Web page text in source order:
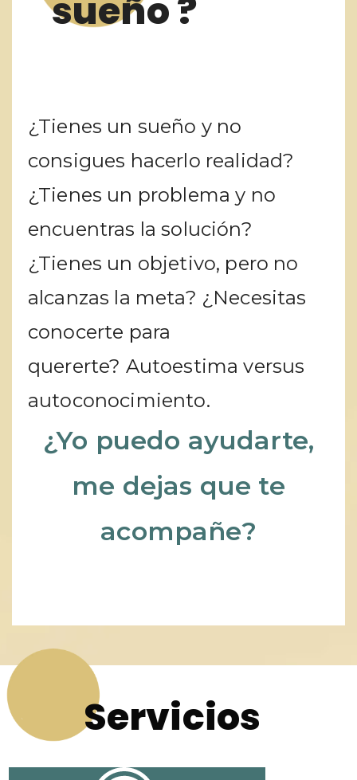
sueño ?
¿Tienes un sueño y no
consigues hacerlo realidad?
¿Tienes un problema y no
encuentras la solución?
¿Tienes un objetivo, pero no
alcanzas la meta? ¿Necesitas
conocerte para
quererte? Autoestima versus
autoconocimiento.
¿Yo puedo ayudarte,
me dejas que te
acompañe?
Servicios